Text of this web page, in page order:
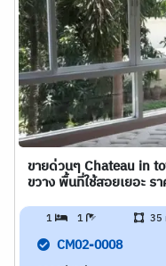
ขายด่วนๆ Chateau in
ขวาง พื้นที่ใช้สอยเยอะ ร
1 1 35
CM02-0008